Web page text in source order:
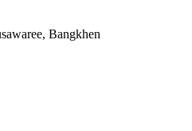
Bangkhen